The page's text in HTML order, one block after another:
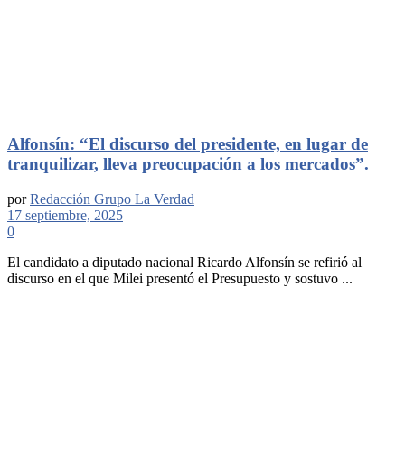
Alfonsín: “El discurso del presidente, en lugar de
tranquilizar, lleva preocupación a los mercados”.
por Redacción Grupo La Verdad
17 septiembre, 2025
0
El candidato a diputado nacional Ricardo Alfonsín se refirió al
discurso en el que Milei presentó el Presupuesto y sostuvo ...